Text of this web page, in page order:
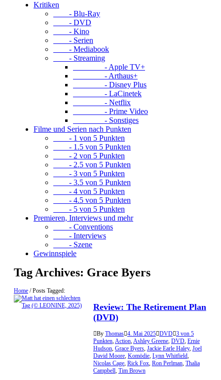
Kritiken
- Blu-Ray
- DVD
- Kino
- Serien
- Mediabook
- Streaming
- Apple TV+
- Arthaus+
- Disney Plus
- LaCinetek
- Netflix
- Prime Video
- Sonstiges
Filme und Serien nach Punkten
- 1 von 5 Punkten
- 1.5 von 5 Punkten
- 2 von 5 Punkten
- 2.5 von 5 Punkten
- 3 von 5 Punkten
- 3.5 von 5 Punkten
- 4 von 5 Punkten
- 4.5 von 5 Punkten
- 5 von 5 Punkten
Premieren, Interviews und mehr
- Conventions
- Interviews
- Szene
Gewinnspiele
Tag Archives: Grace Byers
Home /Posts Tagged:
Review: The Retirement Plan
(DVD)
By Thomas 4. Mai 2025 DVD 3 von 5
Punkten,Action,Ashley Greene, DVD, Ernie
Hudson, Grace Byers, Jackie Earle Haley, Joel
David Moore, Komödie, Lynn Whitfield,
Nicolas Cage, Rick Fox, Ron Perlman, Thalia
Campbell, Tim Brown